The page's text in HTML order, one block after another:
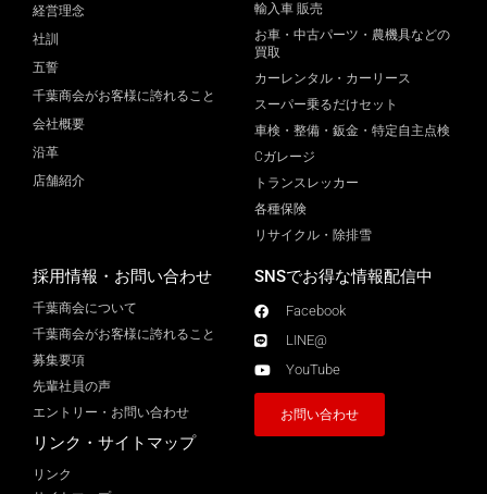
経営理念
社訓
五誓
千葉商会がお客様に誇れること
会社概要
沿革
店舗紹介
輸入車 販売
お車・中古パーツ・農機具などの
買取
カーレンタル・カーリース
スーパー乗るだけセット
車検・整備・鈑金・特定自主点検
Cガレージ
トランスレッカー
各種保険
リサイクル・除排雪
採用情報・お問い合わせ
千葉商会について
千葉商会がお客様に誇れること​
募集要項
先輩社員の声
エントリー・お問い合わせ
リンク・サイトマップ
リンク
SNSでお得な情報配信中
Facebook
LINE@
YouTube
お問い合わせ